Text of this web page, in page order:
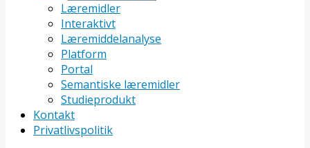
Læremidler
Interaktivt
Læremiddelanalyse
Platform
Portal
Semantiske læremidler
Studieprodukt
Kontakt
Privatlivspolitik